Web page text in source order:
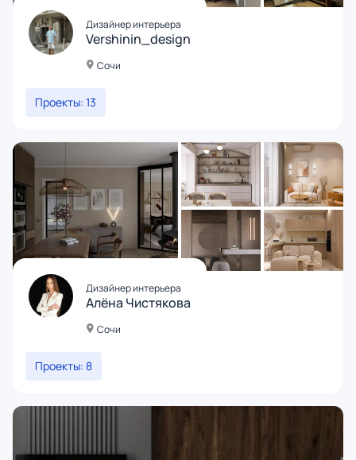
Дизайнер интерьера
Vershinin_design
Сочи
Проекты: 13
Дизайнер интерьера
Алёна Чистякова
Сочи
Проекты: 8